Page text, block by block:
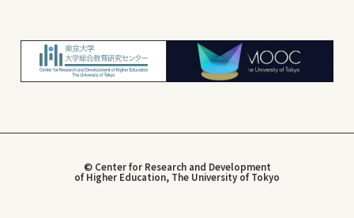
© Center for Research and Development
of Higher Education, The University of Tokyo